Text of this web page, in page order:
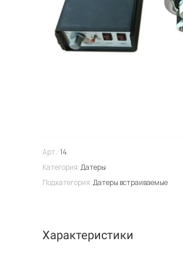
Арт.:14
Категория:Датеры
Подкатегория:Датеры встраиваемые
Характеристики